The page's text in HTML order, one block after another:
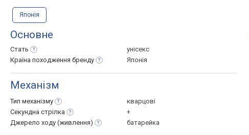
Японія
Основне
Стать
унісекс
Країна походження бренду Японія
Механізм
Тип механізму
кварцові
Секундна стрілка
+
Джерело ходу (живлення) батарейка